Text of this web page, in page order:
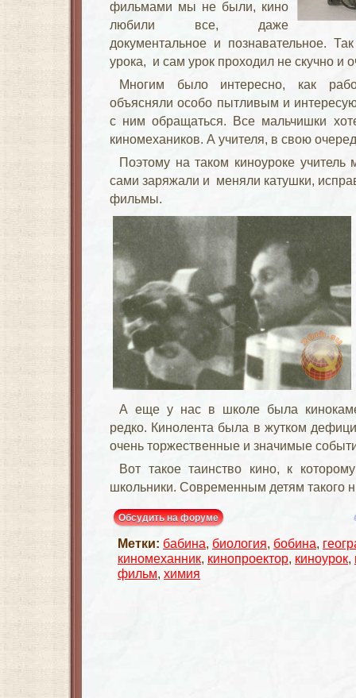
фильмами мы не были, кино
любили все, даже
документальное и познавательное.
урока, и сам урок проходил не скучно и
Многим было интересно, как
объясняли особо пытливым и
с ним обращаться. Все мальчишки
киномехаников. А учителя, в свою
Поэтому на таком киноуроке учитель
сами заряжали и меняли катушки,
фильмы.
А еще у нас в школе была
редко. Кинолента была в жутком
очень торжественные и значимые
Вот такое таинство кино, к
школьники. Современным детям такого
Обсудить на форуме
Метки: бабина, биология, бобина,
киномеханник, кинопроектор, киноурок,
фильм, химия